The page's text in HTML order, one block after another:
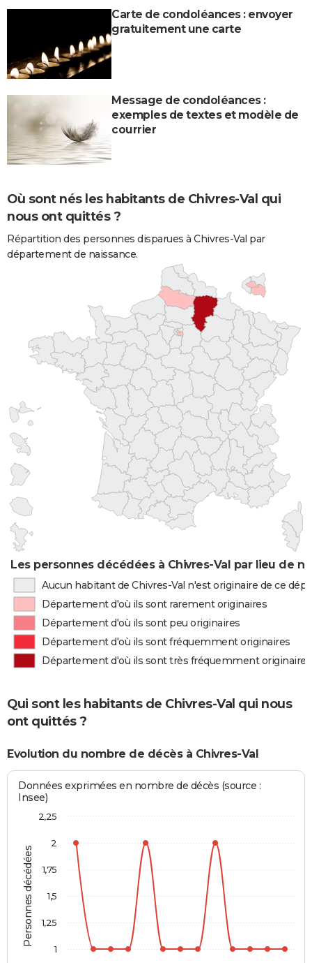
Carte de condoléances : envoyer
gratuitement une carte
Message de condoléances :
exemples de textes et modèle de
courrier
Où sont nés les habitants de Chivres-Val qui
nous ont quittés ?
Répartition des personnes disparues à Chivres-Val par
département de naissance.
Les personnes décédées à Chivres-Val par lieu de
Aucun habitant de Chivres-Val n'est originaire de ce
Département d'où ils sont rarement originaires
Département d'où ils sont peu originaires
Département d'où ils sont fréquemment originaires
Département d'où ils sont très fréquemment originaires
Qui sont les habitants de Chivres-Val qui nous
ont quittés ?
Evolution du nombre de décès à Chivres-Val
Personnes décédées
Données exprimées en nombre de décès (source :
Insee)
1
1,25
1,5
1,75
2
2,25